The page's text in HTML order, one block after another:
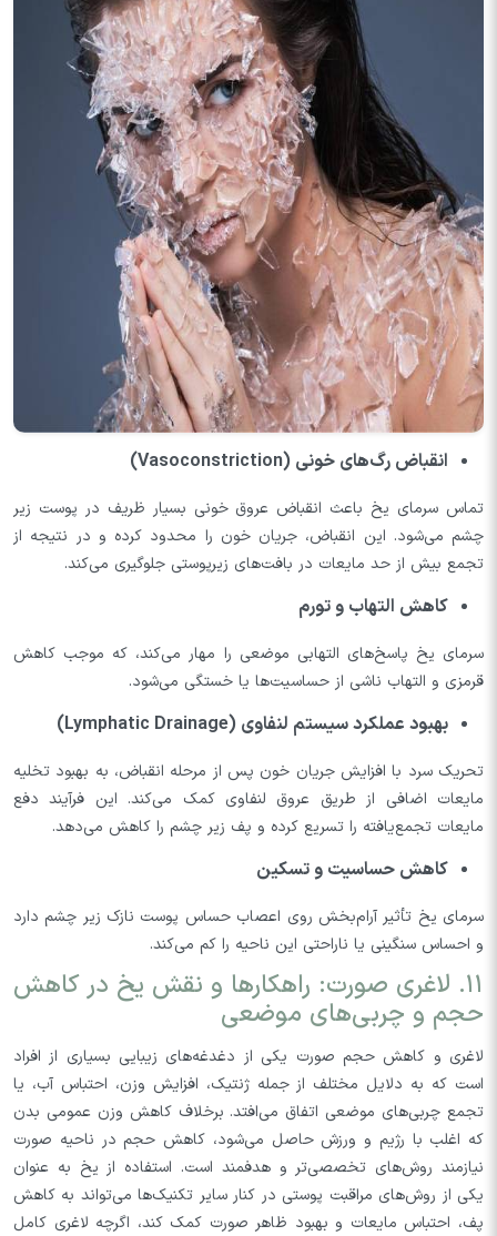
انقباض رگ‌های خونی (Vasoconstriction)
تماس سرمای یخ باعث انقباض عروق خونی بسیار ظریف در پوست زیر
چشم می‌شود. این انقباض، جریان خون را محدود کرده و در نتیجه از
تجمع بیش از حد مایعات در بافت‌های زیرپوستی جلوگیری می‌کند.
کاهش التهاب و تورم
سرمای یخ پاسخ‌های التهابی موضعی را مهار می‌کند، که موجب کاهش
قرمزی و التهاب ناشی از حساسیت‌ها یا خستگی می‌شود.
بهبود عملکرد سیستم لنفاوی (Lymphatic Drainage)
تحریک سرد با افزایش جریان خون پس از مرحله انقباض، به بهبود تخلیه
مایعات اضافی از طریق عروق لنفاوی کمک می‌کند. این فرآیند دفع
مایعات تجمع‌یافته را تسریع کرده و پف زیر چشم را کاهش می‌دهد.
کاهش حساسیت و تسکین
سرمای یخ تأثیر آرام‌بخش روی اعصاب حساس پوست نازک زیر چشم دارد
و احساس سنگینی یا ناراحتی این ناحیه را کم می‌کند.
۱۱. لاغری صورت: راهکارها و نقش یخ در کاهش
حجم و چربی‌های موضعی
لاغری و کاهش حجم صورت یکی از دغدغه‌های زیبایی بسیاری از افراد
است که به دلایل مختلف از جمله ژنتیک، افزایش وزن، احتباس آب، یا
تجمع چربی‌های موضعی اتفاق می‌افتد. برخلاف کاهش وزن عمومی بدن
که اغلب با رژیم و ورزش حاصل می‌شود، کاهش حجم در ناحیه صورت
نیازمند روش‌های تخصصی‌تر و هدفمند است. استفاده از یخ به عنوان
یکی از روش‌های مراقبت پوستی در کنار سایر تکنیک‌ها می‌تواند به کاهش
پف، احتباس مایعات و بهبود ظاهر صورت کمک کند، اگرچه لاغری کامل